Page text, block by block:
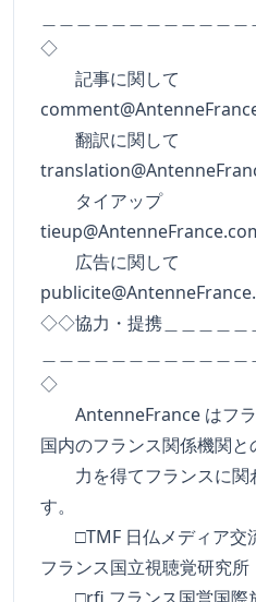
＿＿＿＿＿＿＿＿＿＿＿
◇
記事に関
翻訳に関
タイア
広告に関
◇◇協力・提携＿＿＿＿＿
＿＿＿＿＿＿＿＿＿＿＿
◇
AntenneFrance はフラ
国内のフランス関係機関と
力を得てフランスに関
す。
□TMF 日仏メディ
フランス国立視聴覚研究所